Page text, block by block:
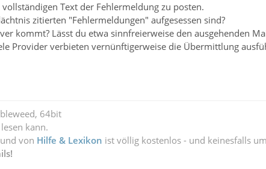
Text der Fehlermeldung zu posten.
zitierten "Fehlermeldungen" aufgesessen sind?
kommt? Lässt du etwa sinnfreierweise den ausgehenden
Provider verbieten vernünftigerweise die Übermittlung
64bit
kann.
von Hilfe & Lexikon ist völlig kostenlos - und keinesfalls